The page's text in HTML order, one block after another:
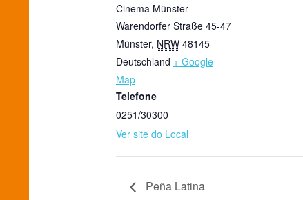
Cinema Münster
Warendorfer Straße 45-47
Münster, NRW 48145
Deutschland + Google
Map
Telefone
0251/30300
Ver site do Local
Peña Latina